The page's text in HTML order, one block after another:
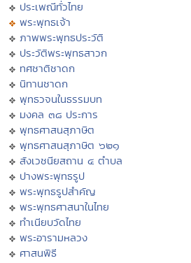
ประเพณีทั่วไทย
พระพุทธเจ้า
ภาพพระพุทธประวัติ
ประวัติพระพุทธสาวก
ทศชาติชาดก
นิทานชาดก
พุทธวจนในธรรมบท
มงคล ๓๘ ประการ
พุทธศาสนสุภาษิต
พุทธศาสนสุภาษิต ๖๒๑
สังเวชนียสถาน ๔ ตำบล
ปางพระพุทธรูป
พระพุทธรูปสำคัญ
พระพุทธศาสนาในไทย
ทำเนียบวัดไทย
พระอารามหลวง
ศาสนพิธี